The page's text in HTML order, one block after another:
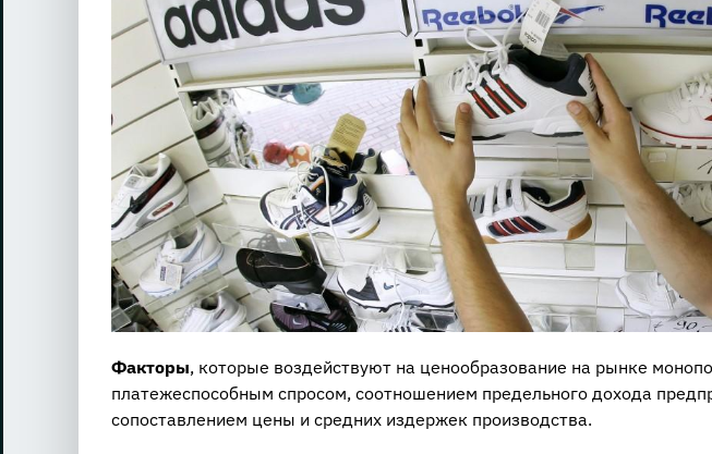
Факторы, которые воздействуют на ценообразование на рынке
платежеспособным спросом, соотношением предельного дохода
сопоставлением цены и средних издержек производства.